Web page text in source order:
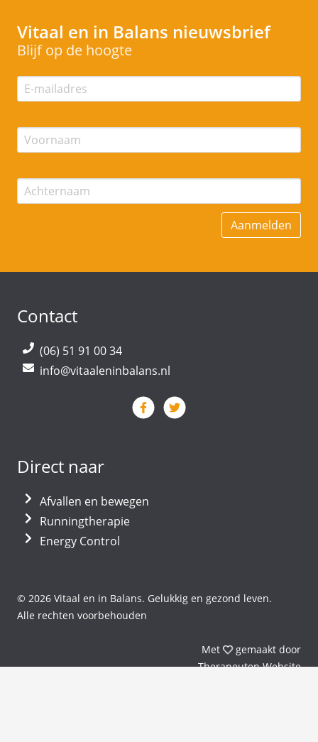
Vitaal en in Balans nieuwsbrief
Blijf op de hoogte
Contact
(06) 51 91 00 34
info@vitaaleninbalans.nl
Direct naar
Afvallen en bewegen
Runningtherapie
Energy Control
© 2026 Vitaal en in Balans. Gelukkig en gezond leven.
Alle rechten voorbehouden
Met liefde
gemaakt door
TherapeutenWebsite